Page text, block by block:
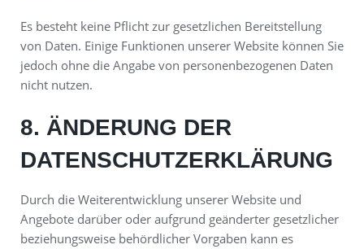
Es besteht keine Pflicht zur gesetzlichen Bereitstellung
von Daten. Einige Funktionen unserer Website können Sie
jedoch ohne die Angabe von personenbezogenen Daten
nicht nutzen.
8. ÄNDERUNG DER
DATENSCHUTZERKLÄRUNG
Durch die Weiterentwicklung unserer Website und
Angebote darüber oder aufgrund geänderter gesetzlicher
beziehungsweise behördlicher Vorgaben kann es